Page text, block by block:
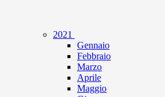
2021
Gennaio
Febbraio
Marzo
Aprile
Maggio